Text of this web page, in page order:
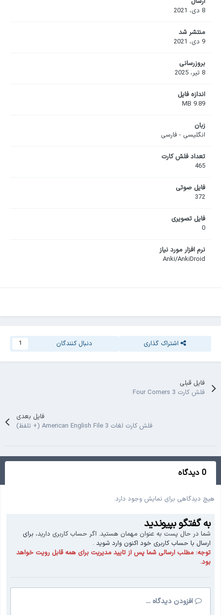
8 دی، 2021
منتشر شد
9 دی، 2021
بروزرسانی
8 تیر، 2025
اندازه فایل
9.89 MB
زبان
انگلیسی - فارسی
تعداد فلش کارت
465
فایل صوتی
372
فایل تصویری
0
نرم افزار مورد نیاز
Anki/AnkiDroid
اشتراک گذاری دنبال کنندگان 1
فایل قبلی
فلش کارت Four Corners 3
فایل بعدی
فلش کارت لغات American English File 3 (+ تلفظ)
0 دیدگاه
هیچ دیدگاهی برای نمایش وجود دارد.
به گفتگو بپیوندید
شما در حال پست به عنوان مهمان هستید. اگر حساب کاربری دارید، برای
ارسال با حساب کاربری خود اکنون وارد شوید .
توجه: مطلب ارسالی شما پس از تایید مدیریت برای همه قابل رویت خواهد
بود.
افزودن دیدگاه ...